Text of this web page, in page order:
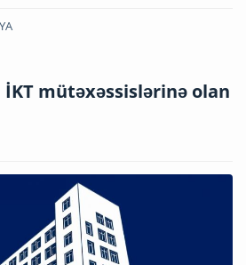
İKT mütəxəssislərinə olan